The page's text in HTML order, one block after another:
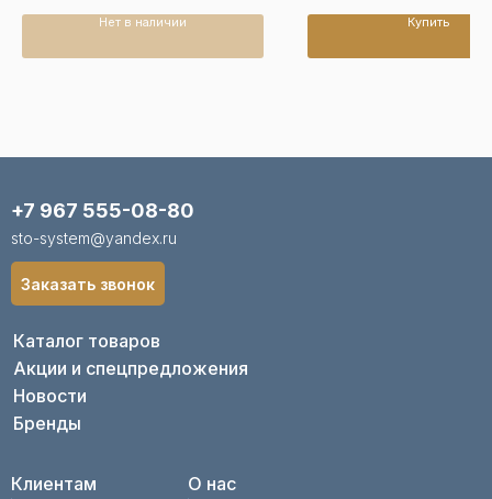
Нет в наличии Купить
Каталог товаров
Акции и спецпредложения
Новости
Бренды
Клиентам
О нас
+7 967 555-08-80
sto-system@yandex.ru
Заказать звонок